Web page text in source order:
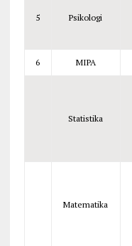
5 Psikologi
6 MIPA
Statistika
Matematika